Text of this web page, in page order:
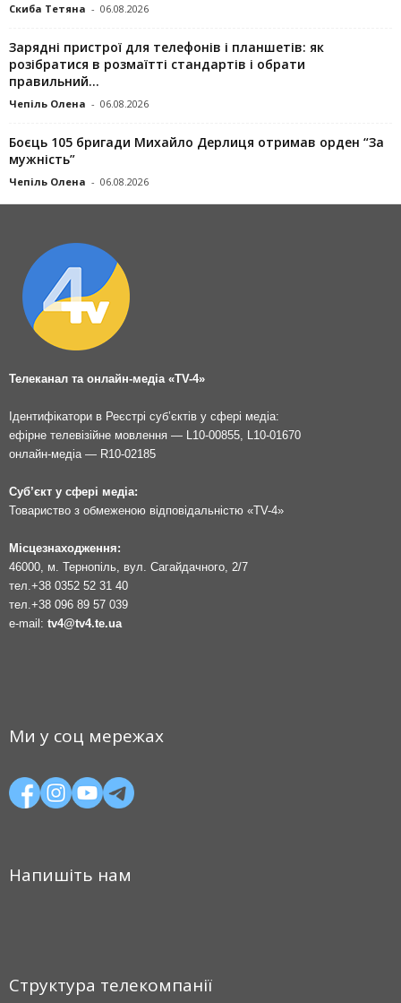
Скиба Тетяна - 06.08.2026
Зарядні пристрої для телефонів і планшетів: як
розібратися в розмаїтті стандартів і обрати
правильний...
Чепіль Олена - 06.08.2026
Боєць 105 бригади Михайло Дерлиця отримав орден “За
мужність”
Чепіль Олена - 06.08.2026
Телеканал та онлайн-медіа «TV-4»
Ідентифікатори в Реєстрі суб’єктів у сфері медіа:
ефірне телевізійне мовлення — L10-00855, L10-01670
онлайн-медіа — R10-02185
Суб’єкт у сфері медіа:
Товариство з обмеженою відповідальністю «TV-4»
Місцезнаходження:
46000, м. Тернопіль, вул. Сагайдачного, 2/7
тел. +38 0352 52 31 40
тел. +38 096 89 57 039
e-mail: tv4@tv4.te.ua
Ми у соц мережах
Напишіть нам
Структура телекомпанії